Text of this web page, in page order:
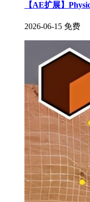
【AE扩展】
2026-06-15 免费